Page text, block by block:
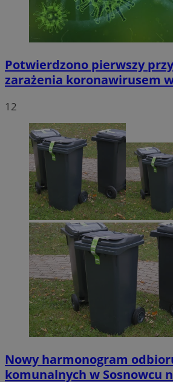
Potwierdzono pierwszy
zarażenia koronawirusem
12
Nowy harmonogram
komunalnych w Sosnowcu